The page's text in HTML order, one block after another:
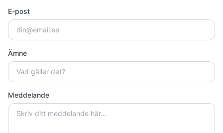
E-post
Ämne
Meddelande